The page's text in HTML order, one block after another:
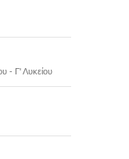
- Γ' Λυκείου